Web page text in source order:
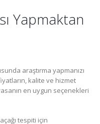
Yapmaktan
araştırma yapmanızı
kalite ve hizmet
en uygun seçenekleri
tespiti için